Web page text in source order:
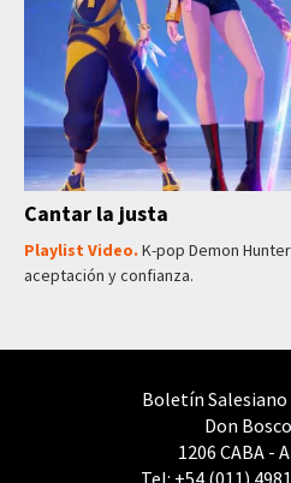
Cantar la justa
Playlist Video. K-pop Demon
aceptación y confianza.
Boletín
Don
1206 CABA -